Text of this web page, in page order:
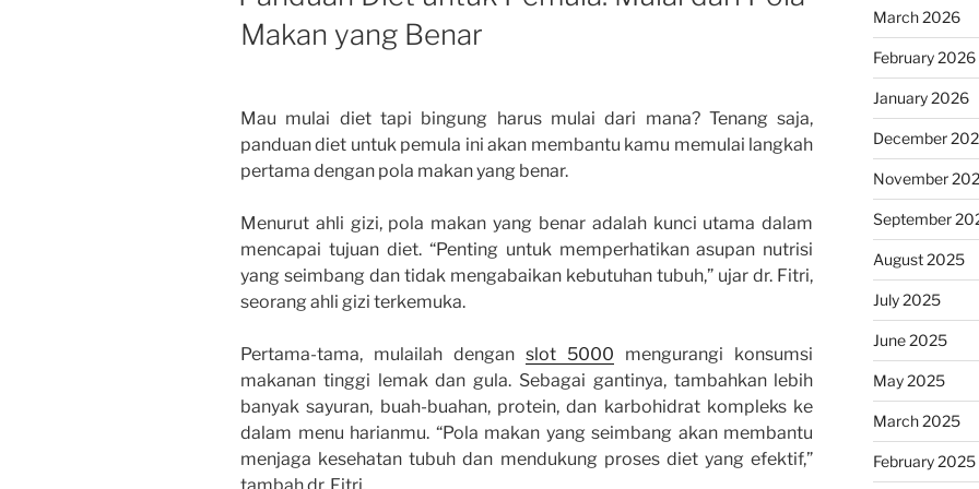
Makan yang Benar
Mau mulai diet tapi bingung harus mulai dari mana? Tenang saja,
panduan diet untuk pemula ini akan membantu kamu memulai langkah
pertama dengan pola makan yang benar.
Menurut ahli gizi, pola makan yang benar adalah kunci utama dalam
mencapai tujuan diet. “Penting untuk memperhatikan asupan nutrisi
yang seimbang dan tidak mengabaikan kebutuhan tubuh,” ujar dr. Fitri,
seorang ahli gizi terkemuka.
Pertama-tama, mulailah denganslot 5000 mengurangi konsumsi
makanan tinggi lemak dan gula. Sebagai gantinya, tambahkan lebih
banyak sayuran, buah-buahan, protein, dan karbohidrat kompleks ke
dalam menu harianmu. “Pola makan yang seimbang akan membantu
menjaga kesehatan tubuh dan mendukung proses diet yang efektif,”
March 2026
February 2026
January 2026
December
November
September
August 2025
July 2025
June 2025
May 2025
March 2025
February 2025